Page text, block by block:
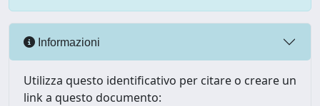
Informazioni
Utilizza questo identificativo per citare o creare un
link a questo documento: